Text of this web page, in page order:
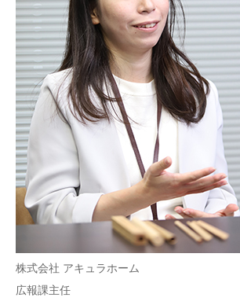
株式会社 アキュラホーム
広報課主任